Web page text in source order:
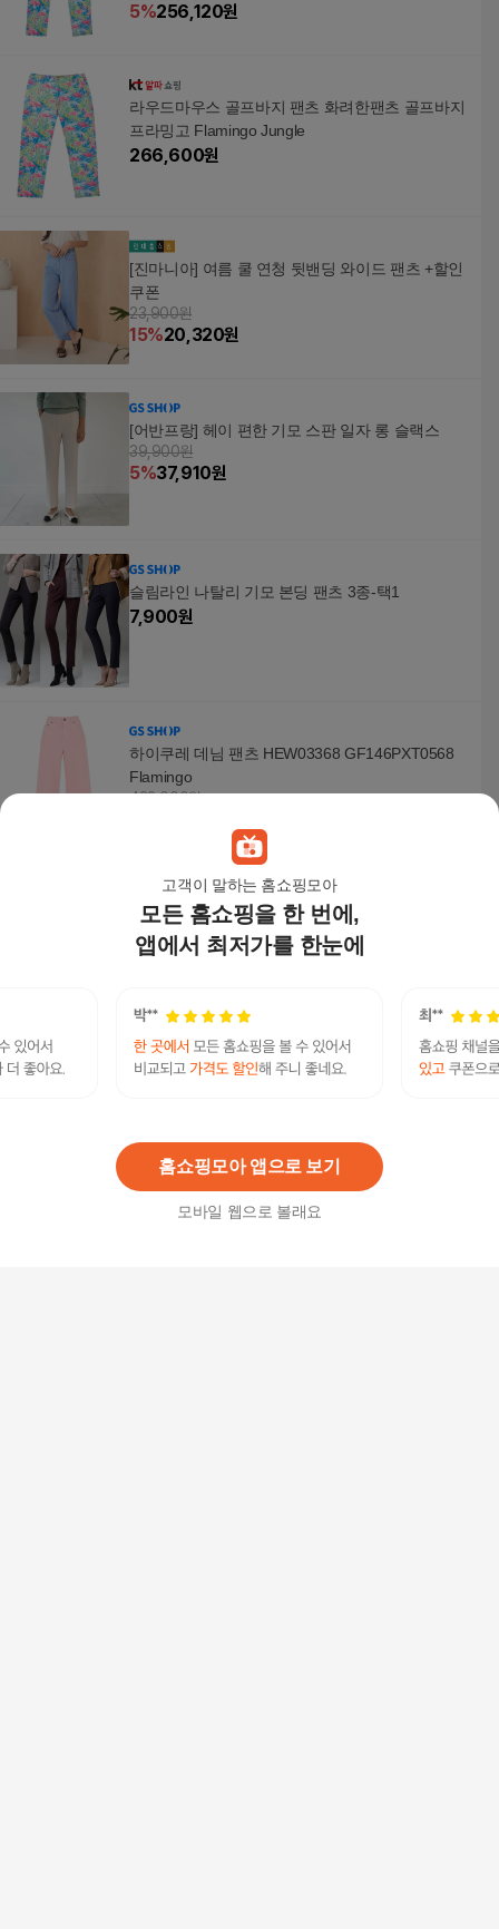
고객이 말하는 홈쇼핑모아
모든 홈쇼핑을 한 번에,
앱에서 최저가를 한눈에
홈쇼핑모아 앱으로 보기
모바일 웹으로 볼래요
5%256,120원
라우드마우스 골프바지 팬츠 화려한팬츠 골프바지
프라밍고 Flamingo Jungle
266,600원
[진마니아] 여름 쿨 연청 뒷밴딩 와이드 팬츠 +할인
쿠폰
23,900원
15%20,320원
[어반프랑] 헤이 편한 기모 스판 일자 롱 슬랙스
39,900원
5%37,910원
슬림라인 나탈리 기모 본딩 팬츠 3종-택1
7,900원
하이쿠레 데님 팬츠 HEW03368 GF146PXT0568
Flamingo
432,000원
341 밑단구제스판부츠컷 스키니 청바지 부츠컷 데
님
15,900 원
하이쿠레 스트레이트 팬츠 HEW03296GF180PXD
10%517,500원